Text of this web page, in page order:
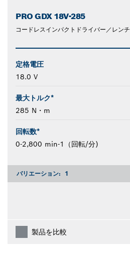
PRO GDX 18V-285
コードレスインパクトドライバー／レンチ
定格電圧
18.0 V
最大トルク*
285 N・m
回転数*
0-2,800 min-1（回転/分)
バリエーション: 1
製品を比較